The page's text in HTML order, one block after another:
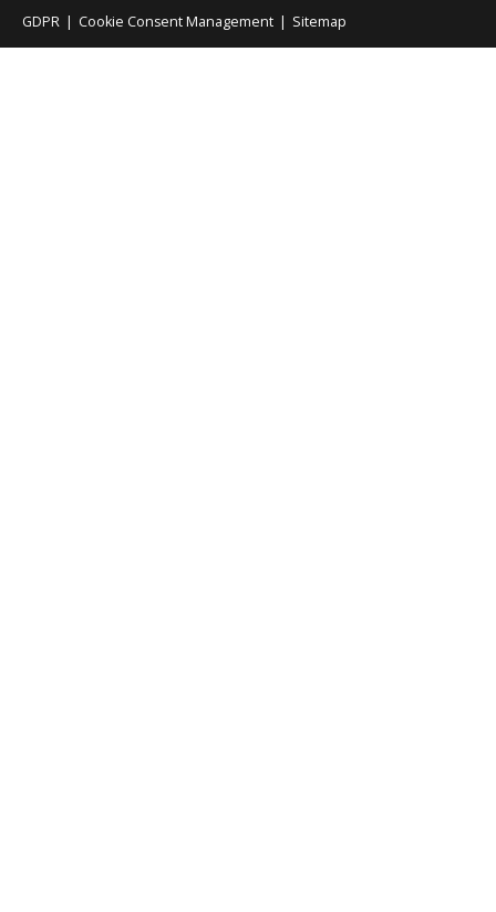
GDPR | Cookie Consent Management | Sitemap